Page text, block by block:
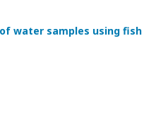
water samples using fish